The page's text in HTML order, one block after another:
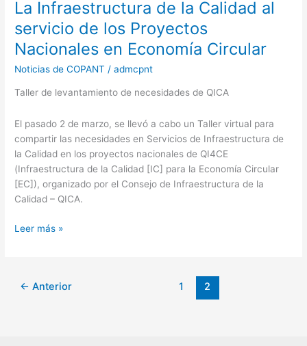
La Infraestructura de la Calidad al
servicio de los Proyectos
Nacionales en Economía Circular
Noticias de COPANT /admcpnt
Taller de levantamiento de necesidades de QICA
El pasado 2 de marzo, se llevó a cabo un Taller virtual para
compartir las necesidades en Servicios de Infraestructura de
la Calidad en los proyectos nacionales de QI4CE
(Infraestructura de la Calidad [IC] para la Economía Circular
[EC]), organizado por el Consejo de Infraestructura de la
Calidad – QICA.
La
Infraestructura
de
la
Calidad
servicio
los
Proyectos
Nacionales
en
Economía
Circular
Leer más »
← Anterior 1 2